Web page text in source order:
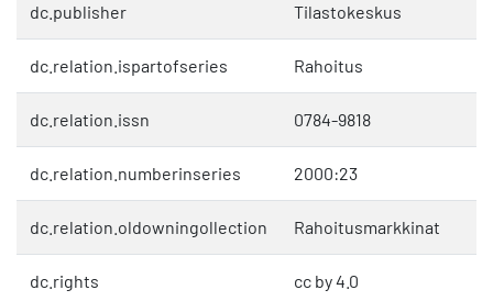
dc.publisher Tilastokeskus
dc.relation.ispartofseries Rahoitus
dc.relation.issn 0784-9818
dc.relation.numberinseries 2000:23
dc.relation.oldowningollection Rahoitusmarkkinat
dc.rights cc by 4.0